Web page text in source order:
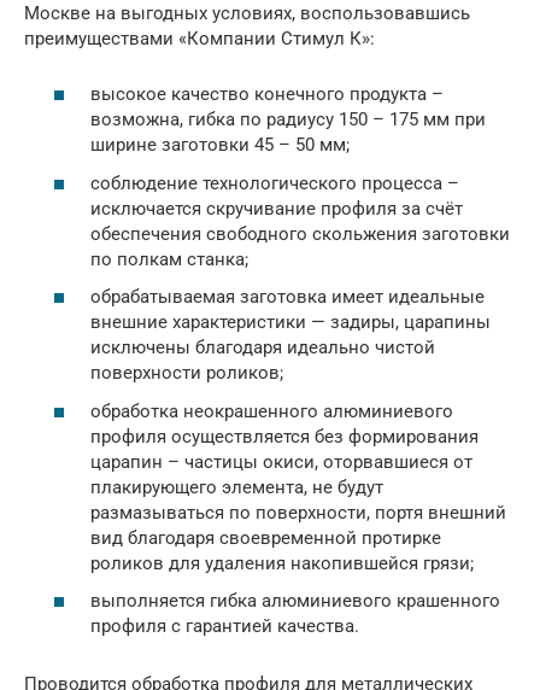
Москве на выгодных условиях, воспользовавшись
преимуществами «Компании Стимул К»:
высокое качество конечного продукта –
возможна, гибка по радиусу 150 – 175 мм при
ширине заготовки 45 – 50 мм;
соблюдение технологического процесса –
исключается скручивание профиля за счёт
обеспечения свободного скольжения заготовки
по полкам станка;
обрабатываемая заготовка имеет идеальные
внешние характеристики — задиры, царапины
исключены благодаря идеально чистой
поверхности роликов;
обработка неокрашенного алюминиевого
профиля осуществляется без формирования
царапин – частицы окиси, оторвавшиеся от
плакирующего элемента, не будут
размазываться по поверхности, портя внешний
вид благодаря своевременной протирке
роликов для удаления накопившейся грязи;
выполняется гибка алюминиевого крашенного
профиля с гарантией качества.
Проводится обработка профиля для металлических